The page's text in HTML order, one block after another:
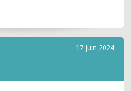
17 juin 2024